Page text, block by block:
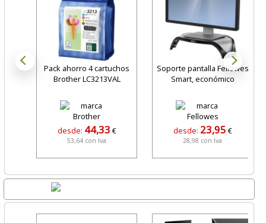
Pack ahorro 4 cartuchos
Brother LC3213VAL
desde: 44,33 €
53,64 con Iva
Soporte pantalla Fellowes
Smart, económico
desde: 23,95 €
28,98 con Iva